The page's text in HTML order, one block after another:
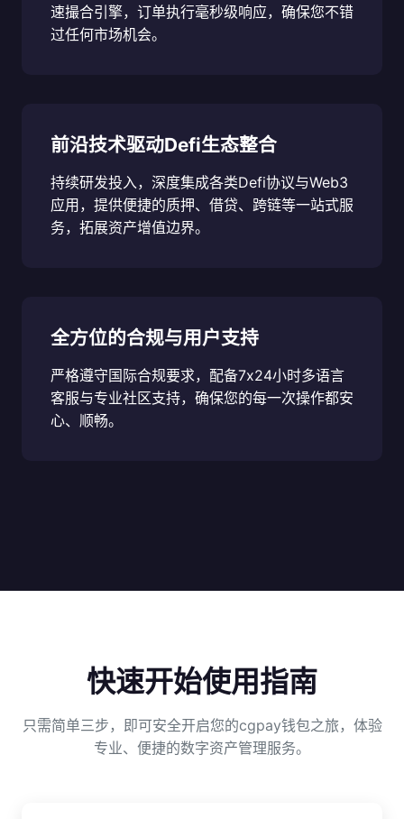
速撮合引擎，订单执行毫秒级响应，确保您不错
过任何市场机会。
前沿技术驱动Defi生态整合
持续研发投入，深度集成各类Defi协议与Web3
应用，提供便捷的质押、借贷、跨链等一站式服
务，拓展资产增值边界。
全方位的合规与用户支持
严格遵守国际合规要求，配备7x24小时多语言
客服与专业社区支持，确保您的每一次操作都安
心、顺畅。
快速开始使用指南
只需简单三步，即可安全开启您的cgpay钱包之旅，体验
专业、便捷的数字资产管理服务。